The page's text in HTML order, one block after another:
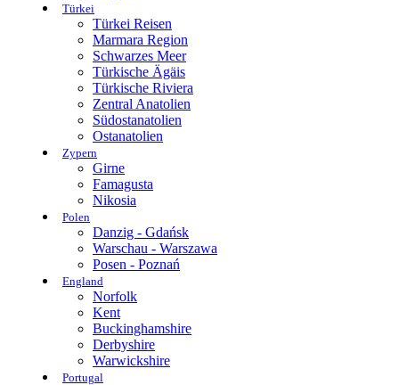
Türkei
Türkei Reisen
Marmara Region
Schwarzes Meer
Türkische Ägäis
Türkische Riviera
Zentral Anatolien
Südostanatolien
Ostanatolien
Zypern
Girne
Famagusta
Nikosia
Polen
Danzig - Gdańsk
Warschau - Warszawa
Posen - Poznań
England
Norfolk
Kent
Buckinghamshire
Derbyshire
Warwickshire
Portugal